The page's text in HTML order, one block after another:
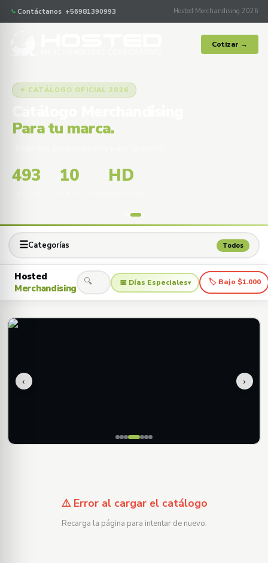
Contáctanos +56981390993 Hosted Merchandising 2026
Cotizar →
✦ CATÁLOGO OFICIAL 2026
Para tu marca.
493 10 HD
☰Categorías Todos
Hosted
Merchandising
🔍 📅 Días Especiales▾ 🏷 Bajo $1.000
‹ ›
⚠️ Error al cargar el catálogo
Recarga la página para intentar de nuevo.